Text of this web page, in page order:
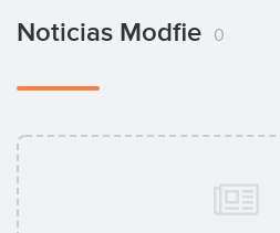
Noticias Modfie 0